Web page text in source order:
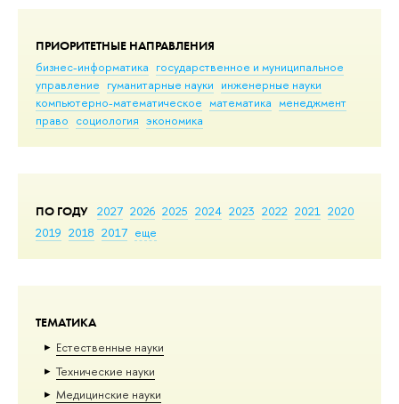
ПРИОРИТЕТНЫЕ НАПРАВЛЕНИЯ
бизнес-информатика государственное и муниципальное
управление гуманитарные науки инженерные науки
компьютерно-математическое математика менеджмент
право социология экономика
ПО ГОДУ 2027 2026 2025 2024 2023 2022 2021 2020
2019 2018 2017 еще
ТЕМАТИКА
Естественные науки
Тех­ничес­кие науки
Медицинские науки